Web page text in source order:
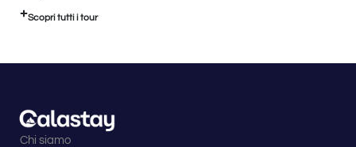
pensata
per
essere
Scopri tutti i tour
Chi siamo